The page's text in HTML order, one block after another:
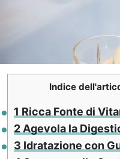
Indice
1 Ricca Fonte di
2 Agevola la
3 Idratazione con